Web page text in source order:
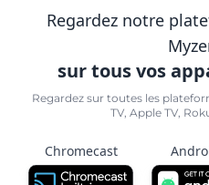
Regardez notre
sur tous vos
Regardez sur toutes les
TV, Apple TV,
Chromecast